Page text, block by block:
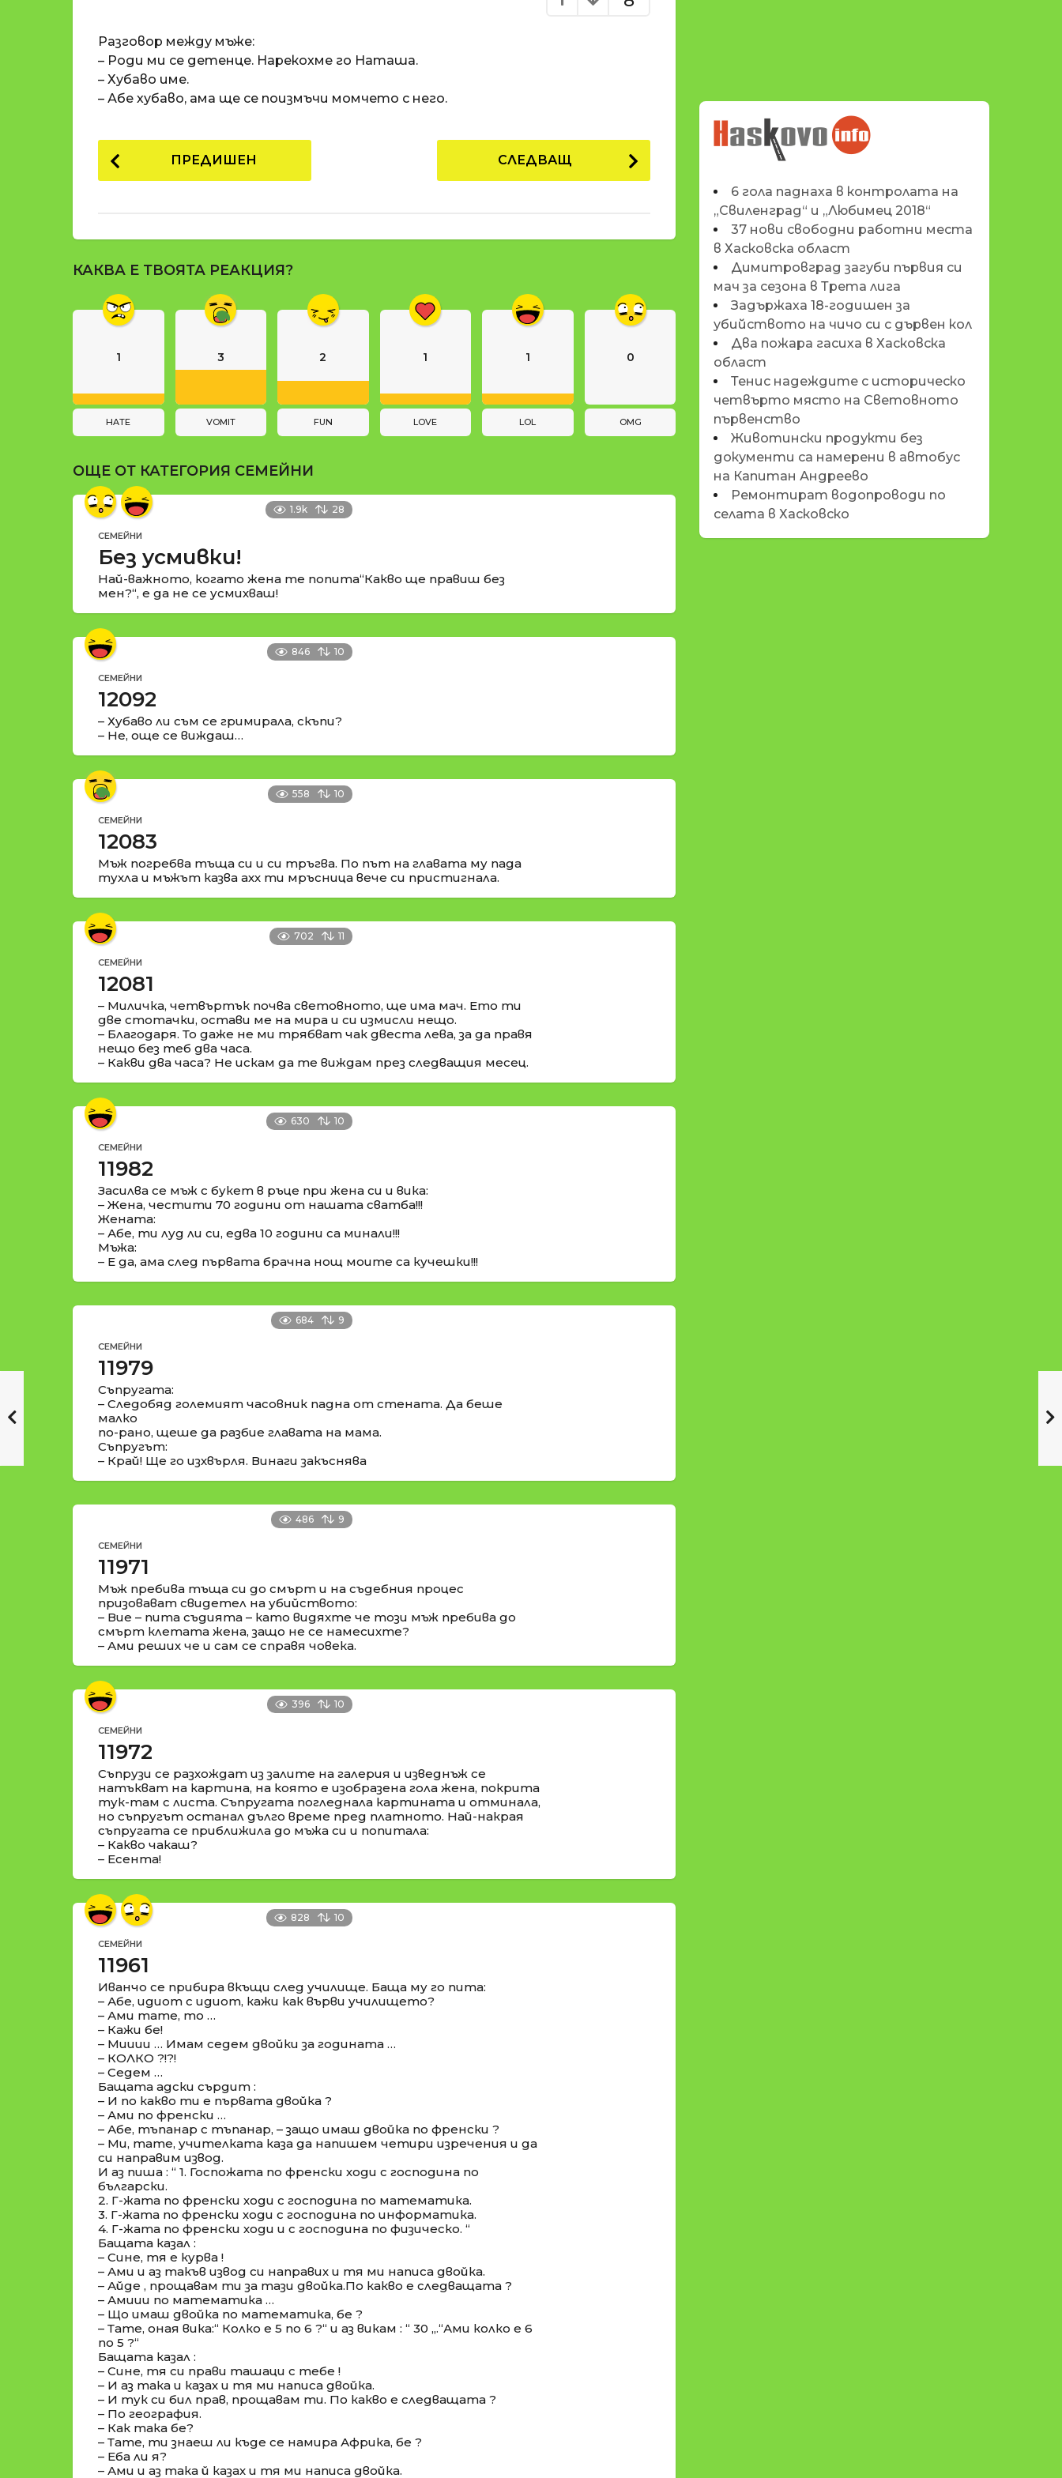
п
о
н
и
р
е
a
t
Разговор между мъже:
– Роди ми се детенце. Нарекохме го Наташа.
– Хубаво име.
– Абе хубаво, ама ще се поизмъчи момчето с него.
P
o
a
g
t
i
n
ПРЕДИШЕН СЛЕДВАЩ
КАКВА Е ТВОЯТА РЕАКЦИЯ?
1
HATE
3
VOMIT
2
FUN
1
LOVE
1
LOL
0
OMG
ОЩЕ ОТ КАТЕГОРИЯ СЕМЕЙНИ
1.9k 28
СЕМЕЙНИ
Без усмивки!
Най-важното, когато жена те попита“Какво ще правиш без
мен?“, е да не се усмихваш!
846 10
СЕМЕЙНИ
12092
– Хубаво ли съм се гримирала, скъпи?
– Не, още се виждаш…
558 10
СЕМЕЙНИ
12083
Мъж погребва тъща си и си тръгва. По път на главата му пада
тухла и мъжът казва ахх ти мръсница вече си пристигнала.
702 11
СЕМЕЙНИ
12081
– Миличка, четвъртък почва световното, ще има мач. Ето ти
две стотачки, остави ме на мира и си измисли нещо.
– Благодаря. То даже не ми трябват чак двеста лева, за да правя
нещо без теб два часа.
– Какви два часа? Не искам да те виждам през следващия месец.
630 10
СЕМЕЙНИ
11982
Засилва се мъж с букет в ръце при жена си и вика:
– Жена, честити 70 години от нашата сватба!!!
Жената:
– Абе, ти луд ли си, едва 10 години са минали!!!
Мъжа:
– Е да, ама след първата брачна нощ моите са кучешки!!!
684 9
СЕМЕЙНИ
11979
Съпругата:
– Следобяд големият часовник падна от стената. Да беше
малко
по-рано, щеше да разбие главата на мама.
Съпругът:
– Край! Ще го изхвърля. Винаги закъснява
486 9
СЕМЕЙНИ
11971
Мъж пребива тъща си до смърт и на съдебния процес
призовават свидетел на убийството:
– Вие – пита съдията – като видяхте че този мъж пребива до
смърт клетата жена, защо не се намесихте?
– Ами реших че и сам се справя човека.
396 10
СЕМЕЙНИ
11972
Съпрузи се разхождат из залите на галерия и изведнъж се
натъкват на картина, на която е изобразена гола жена, покрита
тук-там с листа. Съпругата погледнала картината и отминала,
но съпругът останал дълго време пред платното. Най-накрая
съпругата се приближила до мъжа си и попитала:
– Какво чакаш?
– Есента!
828 10
СЕМЕЙНИ
11961
Иванчо се прибира вкъщи след училище. Баща му го пита:
– Абе, идиот с идиот, кажи как върви училището?
– Ами тате, то …
– Кажи бе!
– Мииии … Имам седем двойки за годината …
– КОЛКО ?!?!
– Седем …
Бащата адски сърдит :
– И по какво ти е първата двойка ?
– Ами по френски …
– Абе, тъпанар с тъпанар, – защо имаш двойка по френски ?
– Ми, тате, учителката каза да напишем четири изречения и да
си направим извод.
И аз пиша : “ 1. Госпожата по френски ходи с господина по
български.
2. Г-жата по френски ходи с господина по математика.
3. Г-жата по френски ходи с господина по информатика.
4. Г-жата по френски ходи и с господина по физическо. “
Бащата казал :
– Сине, тя е курва !
– Ами и аз такъв извод си направих и тя ми написа двойка.
– Айде , прощавам ти за тази двойка.По какво е следващата ?
– Амиии по математика …
– Що имаш двойка по математика, бе ?
– Тате, оная вика:“ Колко е 5 по 6 ?“ и аз викам : “ 30 „.“Ами колко е 6
по 5 ?“
Бащата казал :
– Сине, тя си прави ташаци с тебе !
– И аз така и казах и тя ми написа двойка.
– И тук си бил прав, прощавам ти. По какво е следващата ?
– По география.
– Как така бе?
– Тате, ти знаеш ли къде се намира Африка, бе ?
– Еба ли я?
– Ами и аз така й казах и тя ми написа двойка.
НОВИНИТЕ НА
HASKOVO.INFO
6 гола паднаха в контролата на
„Свиленград“ и „Любимец 2018“
37 нови свободни работни места
в Хасковска област
Димитровград загуби първия си
мач за сезона в Трета лига
Задържаха 18-годишен за
убийството на чичо си с дървен кол
Два пожара гасиха в Хасковска
област
Тенис надеждите с историческо
четвърто място на Световното
първенство
Животински продукти без
документи са намерени в автобус
на Капитан Андреево
Ремонтират водопроводи по
селата в Хасковско